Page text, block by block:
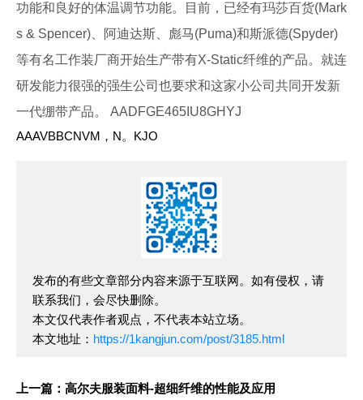
功能和良好的体温调节功能。目前，已经有玛莎百货(Mark
s & Spencer)、阿迪达斯、彪马(Puma)和斯派德(Spyder)
等有名工作装厂商开始生产带有X-Static纤维的产品。就连
研发能力很强的强生公司也要求和这家小公司共同开发新
一代绷带产品。 AADFGE465IU8GHYJ
AAAVBBCNVM，N。KJO
发布的有些文章部分内容来源于互联网。如有侵权，请
联系我们，会尽快删除。
本文仅代表作者观点，不代表本站立场。
本文地址： https://1kangjun.com/post/3185.html
上一篇：高尔夫服装面料-超细纤维的性能及应用